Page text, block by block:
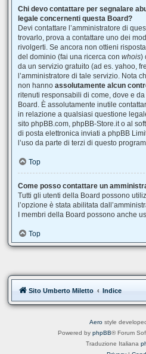
Chi devo contattare per segnalare
legale concernenti questa Board?
Devi contattare l’amministratore di
trovarlo, prova a contattare uno dei
rivolgerti. Se ancora non ottieni
del dominio (fai una ricerca con whois)
da un servizio gratuito (ad es. yahoo,
l’amministratore di tale servizio. Nota
non hanno assolutamente alcun
ritenuti responsabili di come, dove e
Board. È assolutamente inutile
in relazione a qualsiasi questione
sito phpBB.com, phpBB-Store.it o al
di posta elettronica inviati a phpBB
l’uso da parte di terzi di questo
Top
Come posso contattare un
Tutti gli utenti della Board possono
l’opzione è stata abilitata
I membri della Board possono anche
Top
Sito Umberto Miletto Indice
Aero style
Powered by phpBB® Forum
Traduzione Italiana